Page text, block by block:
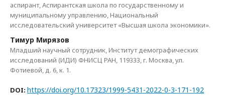
аспирант, Аспирантская школа по государственному и
муниципальному управлению, Национальный
исследовательский университет «Высшая школа экономики».
Тимур Мирязов
Младший научный сотрудник, Институт демографических
исследований (ИДИ) ФНИСЦ РАН, 119333, г. Москва, ул.
Фотиевой, д. 6, к. 1.
DOI: https://doi.org/10.17323/1999-5431-2022-0-3-171-192